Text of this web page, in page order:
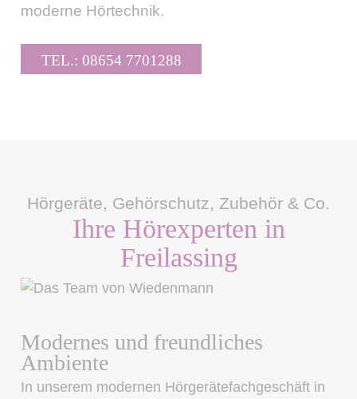
moderne Hörtechnik.
TEL.: 08654 7701288
Hörgeräte, Gehörschutz, Zubehör & Co.
Ihre Hörexperten in
Freilassing
Modernes und freundliches
Ambiente
In unserem modernen Hörgerätefachgeschäft in